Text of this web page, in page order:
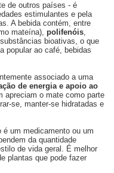
de outros países - é
estimulantes e pela
A bebida contém, entre
mateína), polifenóis,
bioativas, o que
popular ao café, bebidas
associado a uma
de energia e apoio ao
apreciam o mate como parte
se, manter-se hidratadas e
é um medicamento ou um
da quantidade
de vida geral. É melhor
plantas que pode fazer